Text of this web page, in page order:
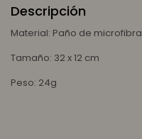
Descripción
Material: Paño de microfibra
Tamaño: 32 x 12 cm
Peso: 24g